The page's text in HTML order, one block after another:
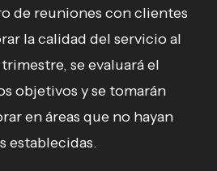
de reuniones con clientes
la calidad del servicio al
se evaluará el
objetivos y se tomarán
en áreas que no hayan
establecidas.